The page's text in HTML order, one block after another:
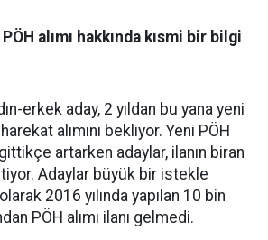
alımı hakkında kısmi bir bilgi
erkek aday, 2 yıldan bu yana yeni
alımını bekliyor. Yeni PÖH
artarken adaylar, ilanın biran
Adaylar büyük bir istekle
2016 yılında yapılan 10 bin
PÖH alımı ilanı gelmedi.